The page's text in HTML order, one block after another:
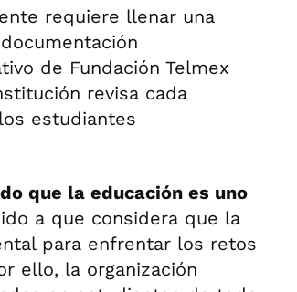
requiere llenar una
de Fundación Telmex
revisa cada
estudiantes
que la educación es uno
a que considera que la
para enfrentar los retos
ello, la organización